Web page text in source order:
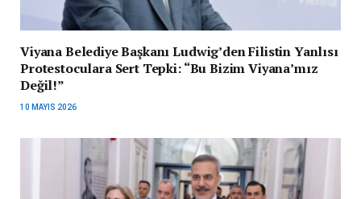
Viyana Belediye Başkanı Ludwig’den Filistin Yanlısı
Protestoculara Sert Tepki: “Bu Bizim Viyana’mız
Değil!”
10 MAYIS 2026